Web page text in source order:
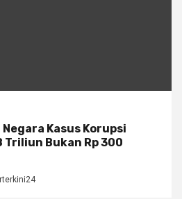
Kasus Korupsi
Triliun Bukan Rp 300